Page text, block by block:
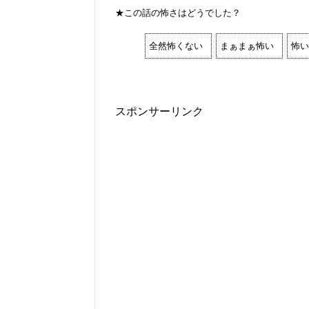
★この話の怖さはどうでした？
全然怖くない まぁまぁ怖い 怖い
スポンサーリンク